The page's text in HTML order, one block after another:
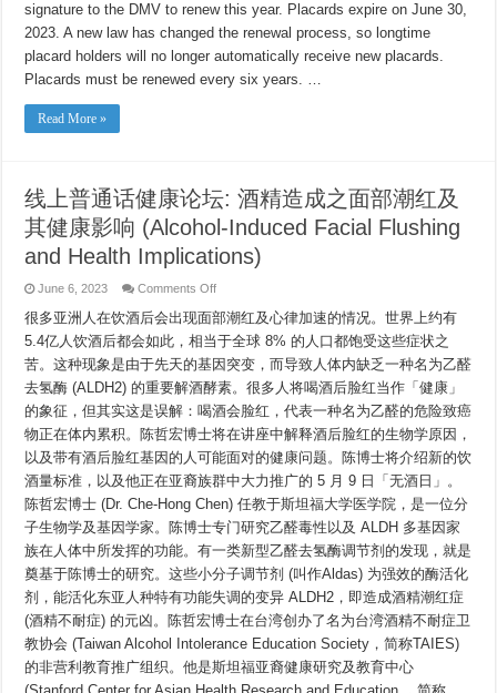
Disabled
Placards
by
June
30
signature to the DMV to renew this year. Placards expire on June 30,
2023. A new law has changed the renewal process, so longtime
placard holders will no longer automatically receive new placards.
Placards must be renewed every six years. …
Read More »
线上普通话健康论坛: 酒精造成之面部潮红及
其健康影响 (Alcohol-Induced Facial Flushing
and Health Implications)
June 6, 2023 Comments Offon
上
普
通
话
健
论
坛:
酒
精
造
成
之
面
部
潮
红
及
其
康
影
响
很多亚洲人在饮酒后会出现面部潮红及心律加速的情况。世界上约有
5.4亿人饮酒后都会如此，相当于全球 8% 的人口都饱受这些症状之
苦。这种现象是由于先天的基因突变，而导致人体内缺乏一种名为乙醛
去氢酶 (ALDH2) 的重要解酒酵素。很多人将喝酒后脸红当作「健康」
的象征，但其实这是误解：喝酒会脸红，代表一种名为乙醛的危险致癌
物正在体内累积。陈哲宏博士将在讲座中解释酒后脸红的生物学原因，
以及带有酒后脸红基因的人可能面对的健康问题。陈博士将介绍新的饮
酒量标准，以及他正在亚裔族群中大力推广的 5 月 9 日「无酒日」。
陈哲宏博士 (Dr. Che-Hong Chen) 任教于斯坦福大学医学院，是一位分
子生物学及基因学家。陈博士专门研究乙醛毒性以及 ALDH 多基因家
族在人体中所发挥的功能。有一类新型乙醛去氢酶调节剂的发现，就是
奠基于陈博士的研究。这些小分子调节剂 (叫作Aldas) 为强效的酶活化
剂，能活化东亚人种特有功能失调的变异 ALDH2，即造成酒精潮红症
(酒精不耐症) 的元凶。陈哲宏博士在台湾创办了名为台湾酒精不耐症卫
教协会 (Taiwan Alcohol Intolerance Education Society，简称TAIES)
的非营利教育推广组织。他是斯坦福亚裔健康研究及教育中心